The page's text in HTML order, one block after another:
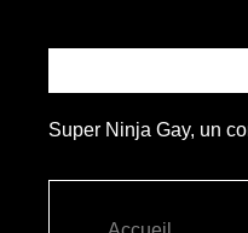
Super Ninja Gay, un